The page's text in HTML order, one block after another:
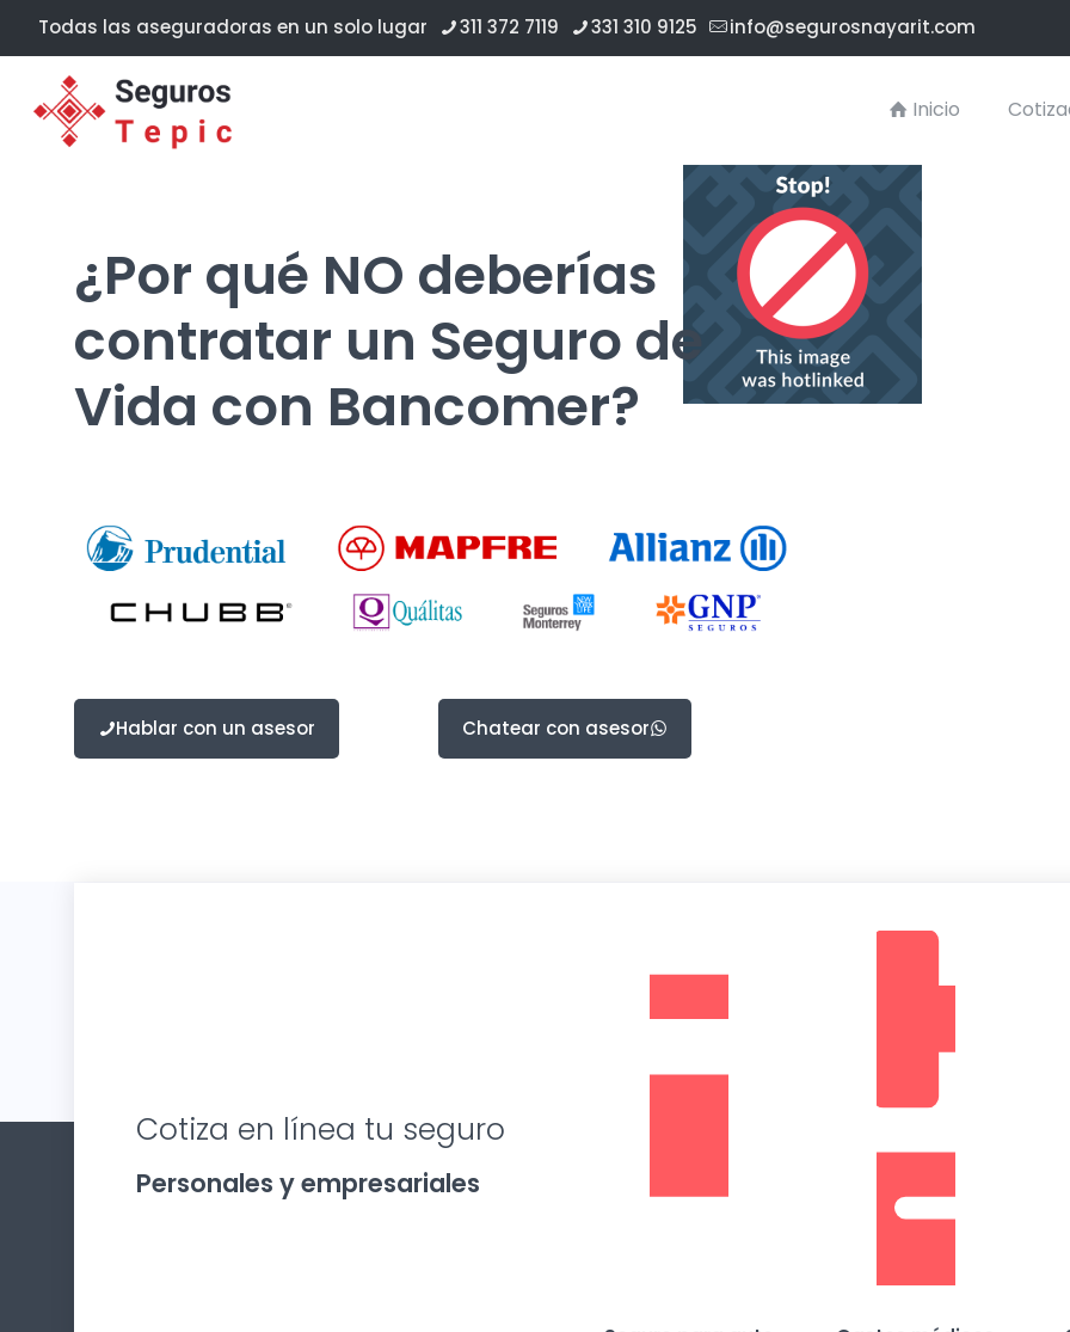
Todas las aseguradoras en un solo lugar 311 372 7119 331 310 9125 info@segurosnayarit.com
Inicio
¿Por qué NO deberías
contratar un Seguro de
Vida con Bancomer?
Hablar con un asesor Chatear con asesor
Cotiza en línea tu seguro
Personales y empresariales